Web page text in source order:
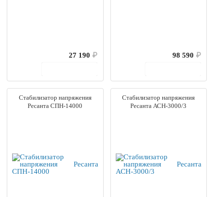
27 190 ₽
98 590 ₽
Стабилизатор напряжения
Ресанта СПН-14000
Стабилизатор напряжения
Ресанта АСН-3000/3